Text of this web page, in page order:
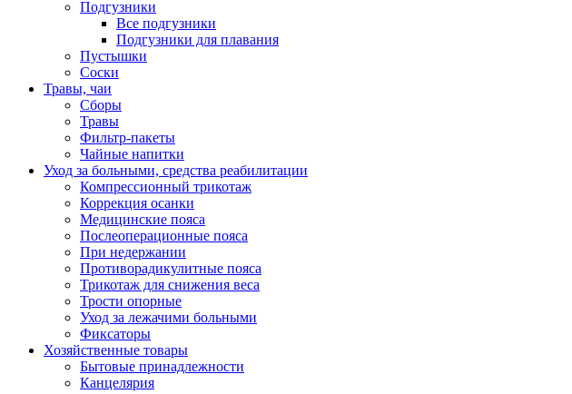
Подгузники
Все подгузники
Подгузники для плавания
Пустышки
Соски
Травы, чаи
Сборы
Травы
Фильтр-пакеты
Чайные напитки
Уход за больными, средства реабилитации
Компрессионный трикотаж
Коррекция осанки
Медицинские пояса
Послеоперационные пояса
При недержании
Противорадикулитные пояса
Трикотаж для снижения веса
Трости опорные
Уход за лежачими больными
Фиксаторы
Хозяйственные товары
Бытовые принадлежности
Канцелярия